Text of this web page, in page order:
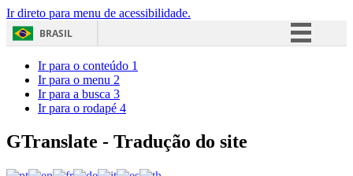
Ir direto para menu de acessibilidade.
BRASIL
Acesso à informação
Ir para o conteúdo 1
Ir para o menu 2
Ir para a busca 3
Ir para o rodapé 4
GTranslate - Tradução do site